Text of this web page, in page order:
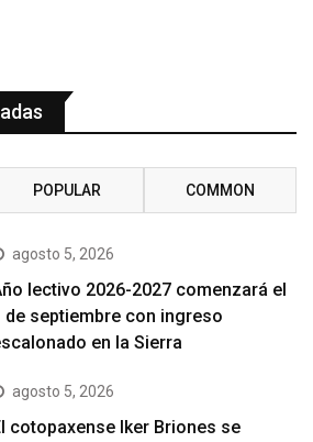
POPULAR COMMON
agosto 5, 2026
lectivo 2026-2027 comenzará el
de septiembre con ingreso
en la Sierra
agosto 5, 2026
cotopaxense Iker Briones se